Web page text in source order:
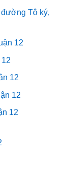
Tô ký,
12
12
12
12